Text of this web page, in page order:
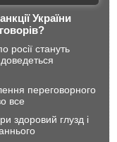
України
росії стануть
переговорного
все
здоровий глузд і